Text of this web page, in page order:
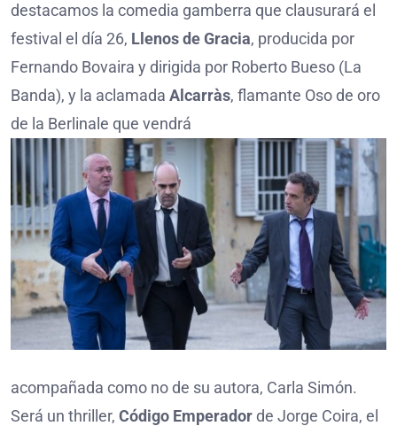
destacamos la comedia gamberra que clausurará el
festival el día 26, Llenos de Gracia, producida por
Fernando Bovaira y dirigida por Roberto Bueso (La
Banda), y la aclamada Alcarràs, flamante Oso de oro
de la Berlinale que vendrá
acompañada como no de su autora, Carla Simón.
Será un thriller, Código Emperadorde Jorge Coira, el